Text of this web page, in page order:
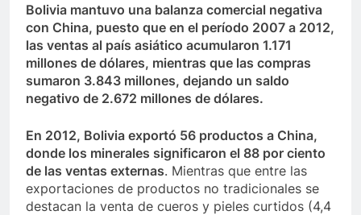
Bolivia mantuvo una balanza comercial negativa
con China, puesto que en el período 2007 a 2012,
las ventas al país asiático acumularon 1.171
millones de dólares, mientras que las compras
sumaron 3.843 millones, dejando un saldo
negativo de 2.672 millones de dólares.
En 2012, Bolivia exportó 56 productos a China,
donde los minerales significaron el 88 por ciento
de las ventas externas. Mientras que entre las
exportaciones de productos no tradicionales se
destacan la venta de cueros y pieles curtidos (4,4